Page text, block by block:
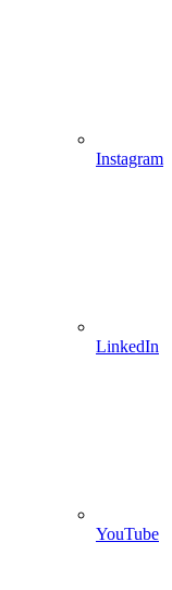
Instagram
LinkedIn
YouTube